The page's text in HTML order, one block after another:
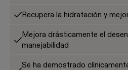
Recupera la hidratación y
Mejora drásticamente el
manejabilidad
Se ha demostrado